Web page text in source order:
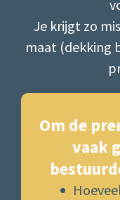
Je krijgt zo
maat (dekking
Om de
vaak